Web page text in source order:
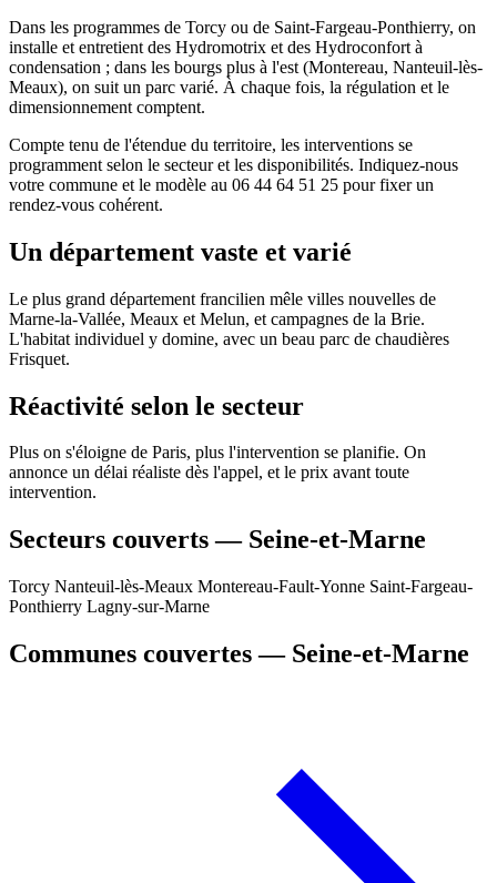
Dans les programmes de Torcy ou de Saint-Fargeau-Ponthierry, on
installe et entretient des Hydromotrix et des Hydroconfort à
condensation ; dans les bourgs plus à l'est (Montereau, Nanteuil-lès-
Meaux), on suit un parc varié. À chaque fois, la régulation et le
dimensionnement comptent.
Compte tenu de l'étendue du territoire, les interventions se
programment selon le secteur et les disponibilités. Indiquez-nous
votre commune et le modèle au 06 44 64 51 25 pour fixer un
rendez-vous cohérent.
Un département vaste et varié
Le plus grand département francilien mêle villes nouvelles de
Marne-la-Vallée, Meaux et Melun, et campagnes de la Brie.
L'habitat individuel y domine, avec un beau parc de chaudières
Frisquet.
Réactivité selon le secteur
Plus on s'éloigne de Paris, plus l'intervention se planifie. On
annonce un délai réaliste dès l'appel, et le prix avant toute
intervention.
Secteurs couverts — Seine-et-Marne
Torcy Nanteuil-lès-Meaux Montereau-Fault-Yonne Saint-Fargeau-
Ponthierry Lagny-sur-Marne
Communes couvertes — Seine-et-Marne